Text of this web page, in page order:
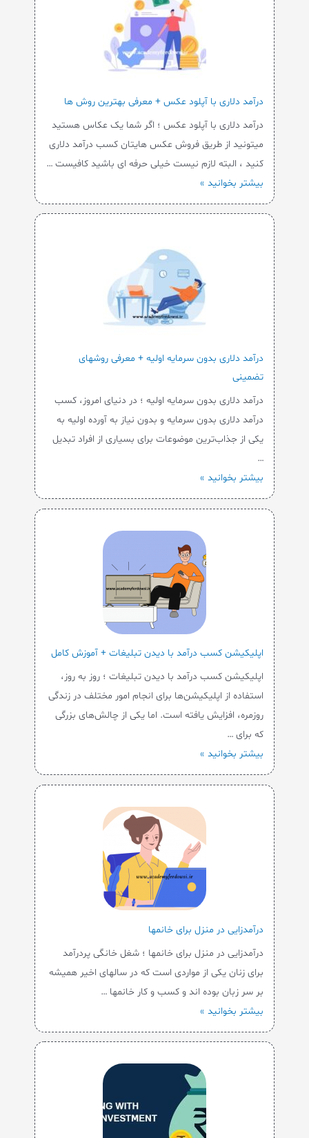
درآمد دلاری با آپلود عکس + معرفی بهترین روش ها
درآمد دلاری با آپلود عکس ؛ اگر شما یک عکاس هستید
میتونید از طریق فروش عکس هایتان کسب درآمد دلاری
کنید ، البته لازم نیست خیلی حرفه ای باشید کافیست …
بیشتر بخوانید »
درآمد دلاری بدون سرمایه اولیه + معرفی روشهای
تضمینی
درآمد دلاری بدون سرمایه اولیه ؛ در دنیای امروز، کسب
درآمد دلاری بدون سرمایه و بدون نیاز به آورده اولیه به
یکی از جذاب‌ترین موضوعات برای بسیاری از افراد تبدیل
…
بیشتر بخوانید »
اپلیکیشن کسب درآمد با دیدن تبلیغات + آموزش کامل
اپلیکیشن کسب درآمد با دیدن تبلیغات ؛ روز به روز،
استفاده از اپلیکیشن‌ها برای انجام امور مختلف در زندگی
روزمره، افزایش یافته است. اما یکی از چالش‌های بزرگی
که برای …
بیشتر بخوانید »
درآمدزایی در منزل برای خانمها
درآمدزایی در منزل برای خانمها ؛ شغل خانگی پردرآمد
برای زنان یکی از مواردی است که در سالهای اخیر همیشه
بر سر زبان بوده اند و کسب و کار خانمها …
بیشتر بخوانید »